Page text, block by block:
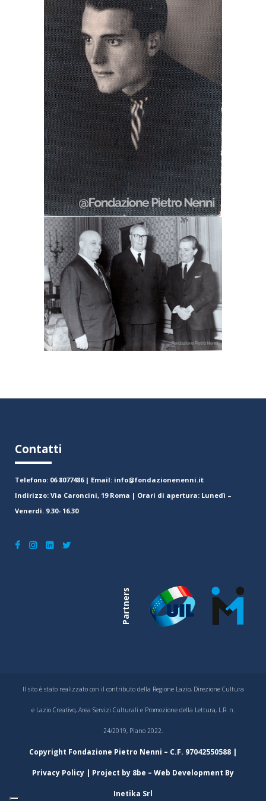
Contatti
Telefono: 06 8077486 | Email: info@fondazionenenni.it
Indirizzo: Via Caroncini, 19 Roma | Orari di apertura: Lunedì –
Venerdì. 9.30- 16.30
Partners
Il sito è stato realizzato con il contributo della Regione Lazio, Direzione Cultura
e Lazio Creativo, Area Servizi Culturali e Promozione della Lettura, L.R. n.
24/2019, Piano 2022.
Copyright Fondazione Pietro Nenni – C.F. 97042550588 |
Privacy Policy | Project by 8be – Web Development By
Inetika Srl